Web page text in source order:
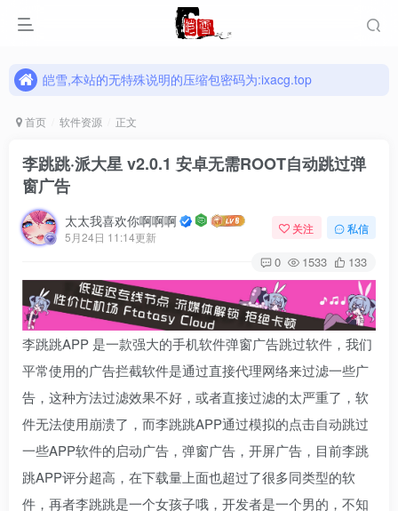
皑雪,本站的无特殊说明的压缩包密码为:ixacg.top
皑雪,本站的无特殊说明的压缩包密码为:ixacg.top
首页 软件资源 正文
李跳跳·派大星 v2.0.1 安卓无需ROOT自动跳过弹
窗广告
太太我喜欢你啊啊啊
5月24日 11:14更新
关注 私信
0 1533 133
李跳跳APP 是一款强大的手机软件弹窗广告跳过软件，我们
平常使用的广告拦截软件是通过直接代理网络来过滤一些广
告，这种方法过滤效果不好，或者直接过滤的太严重了，软
件无法使用崩溃了，而李跳跳APP通过模拟的点击自动跳过
一些APP软件的启动广告，弹窗广告，开屏广告，目前李跳
跳APP评分超高，在下载量上面也超过了很多同类型的软
件，再者李跳跳是一个女孩子哦，开发者是一个男的，不知